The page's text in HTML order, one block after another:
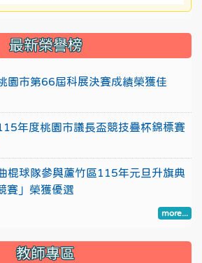
最新榮譽榜
市第66屆科展決賽成績榮獲佳
年度桃園市議長盃競技疊杯錦標賽
球隊參與蘆竹區115年元旦升旗典
賽」榮獲優選
more...
教師專區